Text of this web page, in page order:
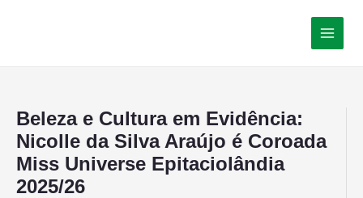
Beleza e Cultura em Evidência:
Nicolle da Silva Araújo é Coroada
Miss Universe Epitaciolândia
2025/26